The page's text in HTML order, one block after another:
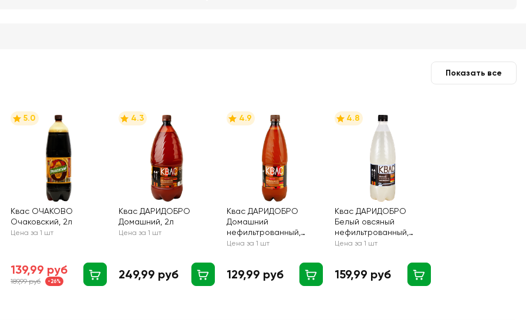
Показать все
5.0
Квас ОЧАКОВО
Очаковский, 2л
Цена за 1 шт
139,99 руб
189,99 руб -26%
4.3
Квас ДАРИДОБРО
Домашний, 2л
Цена за 1 шт
249,99 руб
4.9
Квас ДАРИДОБРО
Домашний
нефильтрованный,
1000мл
Цена за 1 шт
129,99 руб
4.8
Квас ДАРИДОБРО
Белый овсяный
нефильтрованный,
1000мл
Цена за 1 шт
159,99 руб